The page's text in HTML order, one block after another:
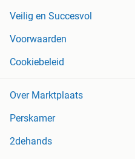
Veilig en Succesvol
Voorwaarden
Cookiebeleid
Over Marktplaats
Perskamer
2dehands